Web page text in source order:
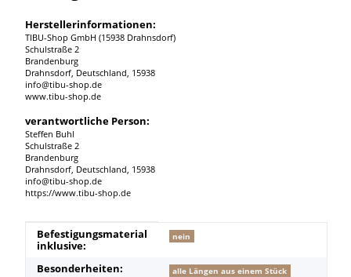
Herstellerinformationen:
TIBU-Shop GmbH (15938 Drahnsdorf)
Schulstraße 2
Brandenburg
Drahnsdorf, Deutschland, 15938
info@tibu-shop.de
www.tibu-shop.de
verantwortliche Person:
Steffen Buhl
Schulstraße 2
Brandenburg
Drahnsdorf, Deutschland, 15938
info@tibu-shop.de
https://www.tibu-shop.de
Produkteigenschaft
Wert
Befestigungsmaterial
inklusive:
nein
Besonderheiten:
alle Längen aus einem Stück